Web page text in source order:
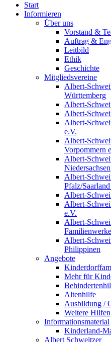
Start
Informieren
Über uns
Vorstand &
Auftrag &
Leitbild
Ethik
Geschichte
Mitgliedsvereine
Albert-
Württemberg
Albert-
Albert-
Albert-
e.V.
Albert-
Vorpommern
Albert-
Niedersachsen
Albert-
Pfalz/
Albert-
Albert-
e.V.
Albert-
Albert-
Philippinen
Angebote
Mehr für
Altenhilfe
Ausbildung /
Weitere Hilfen
Informationsmaterial
Kinderland-
Albert Schweitzer